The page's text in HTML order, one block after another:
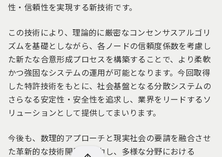
性・信頼性を実現する新技術です。
この技術により、理論的に厳密なコンセンサスアルゴリ
ズムを基礎としながら、各ノードの信頼度係数を考慮し
た新たな合意形成プロセスを構築することで、より柔軟
かつ強固なシステムの運用が可能となります。今回取得
した特許技術をもとに、社会基盤となる分散システムの
さらなる安定性・安全性を追求し、業界をリードするソ
リューションとして提供してまいります。
今後も、数理的アプローチと現実社会の要請を融合させ
た革新的な技術開発に注力し、多様な分野における